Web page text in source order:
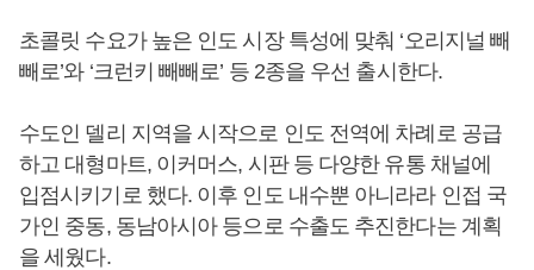
초콜릿 수요가 높은 인도 시장 특성에 맞춰 ‘오리지널 빼
빼로’와 ‘크런키 빼빼로’ 등 2종을 우선 출시한다.
수도인 델리 지역을 시작으로 인도 전역에 차례로 공급
하고 대형마트, 이커머스, 시판 등 다양한 유통 채널에
입점시키기로 했다. 이후 인도 내수뿐 아니라라 인접 국
가인 중동, 동남아시아 등으로 수출도 추진한다는 계획
을 세웠다.